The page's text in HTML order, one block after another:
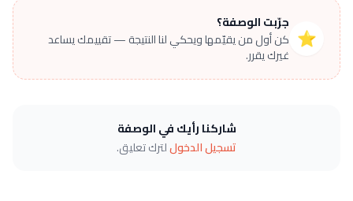
⭐
جرّبت الوصفة؟
كن أول من يقيّمها ويحكي لنا النتيجة — تقييمك يساعد
غيرك يقرر.
شاركنا رأيك في الوصفة
تسجيل الدخوللترك تعليق.